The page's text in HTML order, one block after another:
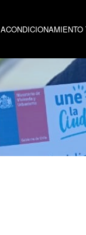
ACONDICIONAMIENTO